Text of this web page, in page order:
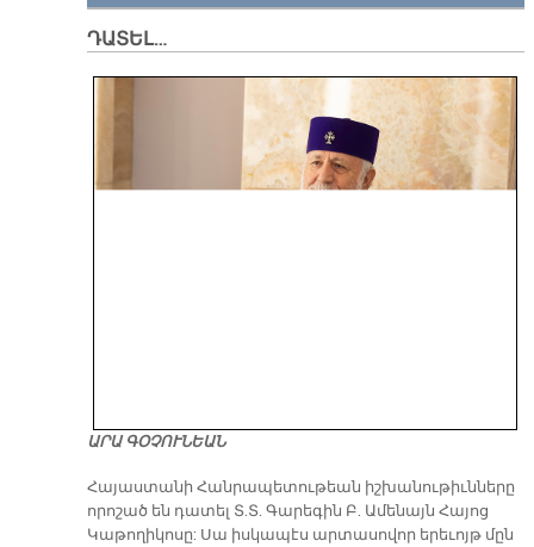
ԴԱՏԵԼ…
ԱՐԱ ԳՕՉՈՒՆԵԱՆ
​Հայաստանի Հանրապետութեան իշխանութիւնները
որոշած են դատել Տ.Տ. Գարեգին Բ. Ամենայն Հայոց
Կաթողիկոսը: Սա իսկապէս արտասովոր երեւոյթ մըն